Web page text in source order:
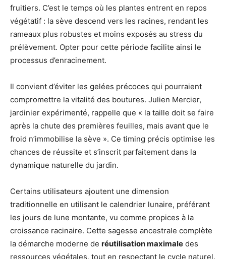
fruitiers. C’est le temps où les plantes entrent en repos
végétatif : la sève descend vers les racines, rendant les
rameaux plus robustes et moins exposés au stress du
prélèvement. Opter pour cette période facilite ainsi le
processus d’enracinement.
Il convient d’éviter les gelées précoces qui pourraient
compromettre la vitalité des boutures. Julien Mercier,
jardinier expérimenté, rappelle que « la taille doit se faire
après la chute des premières feuilles, mais avant que le
froid n’immobilise la sève ». Ce timing précis optimise les
chances de réussite et s’inscrit parfaitement dans la
dynamique naturelle du jardin.
Certains utilisateurs ajoutent une dimension
traditionnelle en utilisant le calendrier lunaire, préférant
les jours de lune montante, vu comme propices à la
croissance racinaire. Cette sagesse ancestrale complète
la démarche moderne de réutilisation maximale des
ressources végétales, tout en respectant le cycle naturel.